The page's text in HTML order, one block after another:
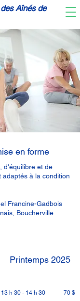
Aînés de
en forme
d'équilibre et de
à la condition
Francine-Gadbois
Boucherville
Printemps 2025
13 h 30 - 14 h 30 70 $